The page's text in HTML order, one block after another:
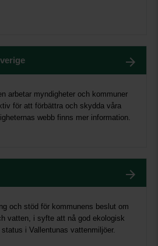
arbetar myndigheter och kommuner
för att förbättra och skydda våra
webb finns mer information.
och stöd för kommunens beslut om
vatten, i syfte att nå god ekologisk
i Vallentunas vattenmiljöer.